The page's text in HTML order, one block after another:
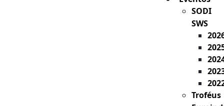
SODI
SWS
Troféus